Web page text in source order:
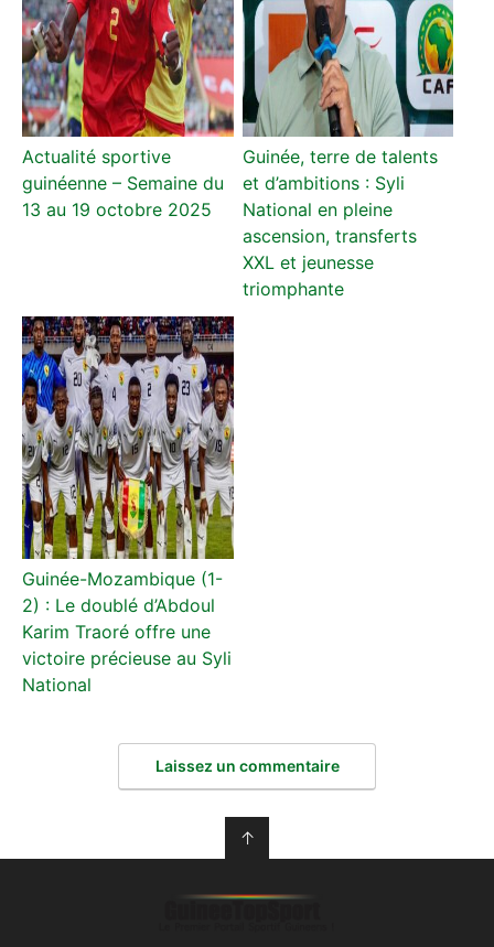
Actualité sportive
guinéenne – Semaine du
13 au 19 octobre 2025
Guinée, terre de talents
et d’ambitions : Syli
National en pleine
ascension, transferts
XXL et jeunesse
triomphante
Guinée-Mozambique (1-
2) : Le doublé d’Abdoul
Karim Traoré offre une
victoire précieuse au Syli
National
Laissez un commentaire
↑